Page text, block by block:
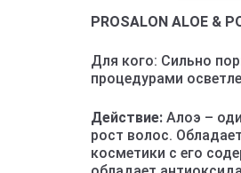
PROSALON ALOE &
Для кого: Сильно
процедурами
Действие: Алоэ –
рост волос.
косметики с его